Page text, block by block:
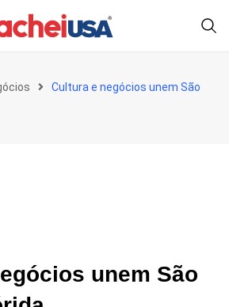
Cultura e negócios unem São
unem São